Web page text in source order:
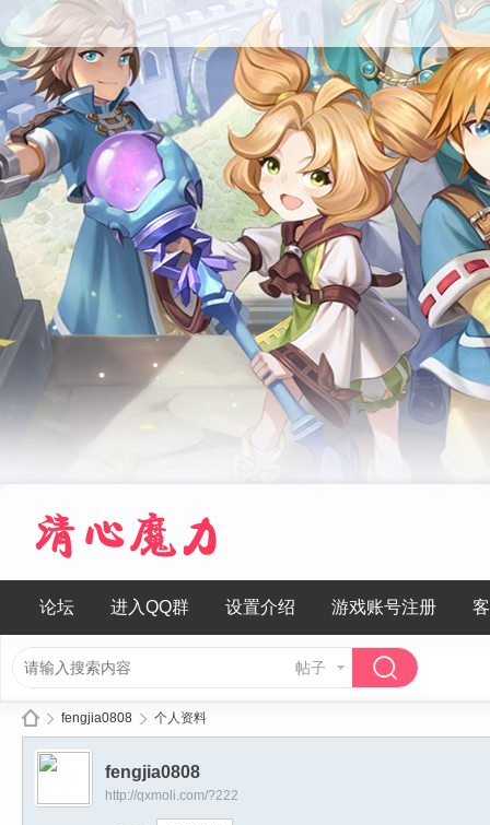
论坛 进入QQ群 设置介绍 游戏账号注册
帖子
›
fengjia0808 个人资料
fengjia0808
http://qxmoli.com/?222